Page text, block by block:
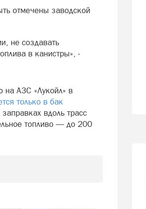
отмечены заводской
не создавать
в канистры», -
на АЗС «Лукойл» в
только в бак
вдоль трасс
топливо — до 200